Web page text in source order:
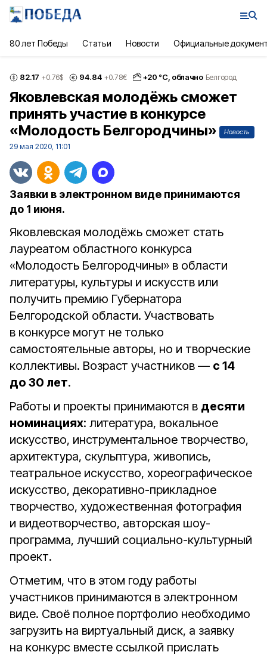
80 лет Победы Статьи Новости Официальные
82.17 +0.76$ 94.84 +0.78€ +20 °С, облачно Белгород
Яковлевская молодёжь сможет
принять участие в конкурсе
«Молодость Белгородчины»
Новость
29 мая 2020, 11:01
Заявки в электронном виде принимаются
до 1 июня.
Яковлевская молодёжь сможет стать
лауреатом областного конкурса
«Молодость Белгородчины» в области
литературы, культуры и искусств или
получить премию Губернатора
Белгородской области. Участвовать
в конкурсе могут не только
самостоятельные авторы, но и творческие
коллективы. Возраст участников — с 14
до 30 лет.
Работы и проекты принимаются в десяти
номинациях: литература, вокальное
искусство, инструментальное творчество,
архитектура, скульптура, живопись,
театральное искусство, хореографическое
искусство, декоративно-прикладное
творчество, художественная фотография
и видеотворчество, авторская шоу-
программа, лучший социально-культурный
проект.
Отметим, что в этом году работы
участников принимаются в электронном
виде. Своё полное портфолио необходимо
загрузить на виртуальный диск, а заявку
на конкурс вместе ссылкой прислать